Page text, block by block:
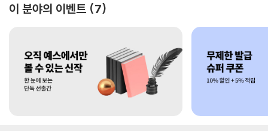
이 분야의 이벤트 7